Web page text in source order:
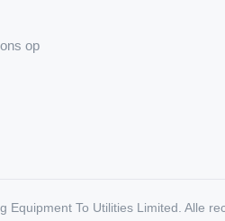
op
To Utilities Limited. Alle